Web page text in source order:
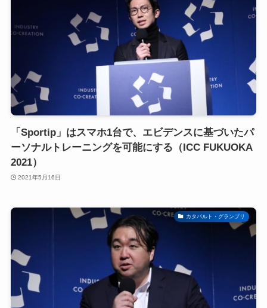
「Sportip」はスマホ1台で、エビデンスに基づいたパ
ーソナルトレーニングを可能にする（ICC FUKUOKA
2021）
2021年5月16日
カタパルト・グランプリ